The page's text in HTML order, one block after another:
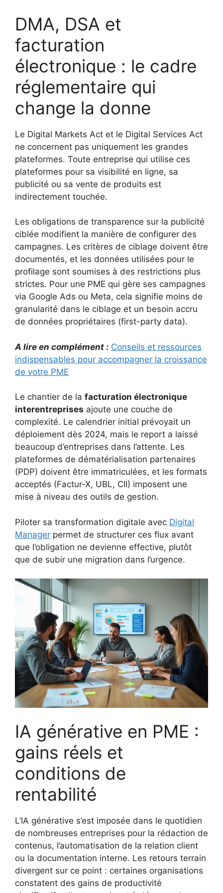
DMA, DSA et
facturation
électronique : le cadre
réglementaire qui
change la donne
Le Digital Markets Act et le Digital Services Act
ne concernent pas uniquement les grandes
plateformes. Toute entreprise qui utilise ces
plateformes pour sa visibilité en ligne, sa
publicité ou sa vente de produits est
indirectement touchée.
Les obligations de transparence sur la publicité
ciblée modifient la manière de configurer des
campagnes. Les critères de ciblage doivent être
documentés, et les données utilisées pour le
profilage sont soumises à des restrictions plus
strictes. Pour une PME qui gère ses campagnes
via Google Ads ou Meta, cela signifie moins de
granularité dans le ciblage et un besoin accru
de données propriétaires (first-party data).
A lire en complément : Conseils et ressources
indispensables pour accompagner la croissance
de votre PME
Le chantier de la facturation électronique
interentreprises ajoute une couche de
complexité. Le calendrier initial prévoyait un
déploiement dès 2024, mais le report a laissé
beaucoup d’entreprises dans l’attente. Les
plateformes de dématérialisation partenaires
(PDP) doivent être immatriculées, et les formats
acceptés (Factur-X, UBL, CII) imposent une
mise à niveau des outils de gestion.
Piloter sa transformation digitale avec Digital
Manager permet de structurer ces flux avant
que l’obligation ne devienne effective, plutôt
que de subir une migration dans l’urgence.
IA générative en PME :
gains réels et
conditions de
rentabilité
L’IA générative s’est imposée dans le quotidien
de nombreuses entreprises pour la rédaction de
contenus, l’automatisation de la relation client
ou la documentation interne. Les retours terrain
divergent sur ce point : certaines organisations
constatent des gains de productivité